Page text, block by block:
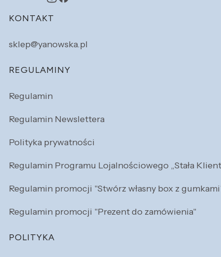
Linki w stopce
KONTAKT
sklep@yanowska.pl
REGULAMINY
Regulamin
Regulamin Newslettera
Polityka prywatności
Regulamin Programu Lojalnościowego „Stała
Regulamin promocji "Stwórz własny box z
Regulamin promocji "Prezent do zamówienia"
POLITYKA